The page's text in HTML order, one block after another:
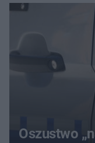
Oszustwo